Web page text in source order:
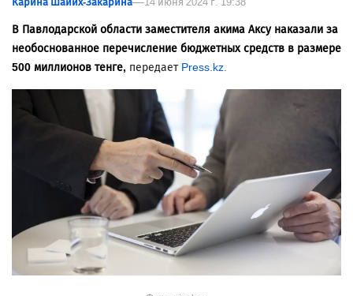
В Павлодарской области заместителя акима Аксу наказали за
необоснованное перечисление бюджетных средств в размере
500 миллионов тенге, передает Press.kz.